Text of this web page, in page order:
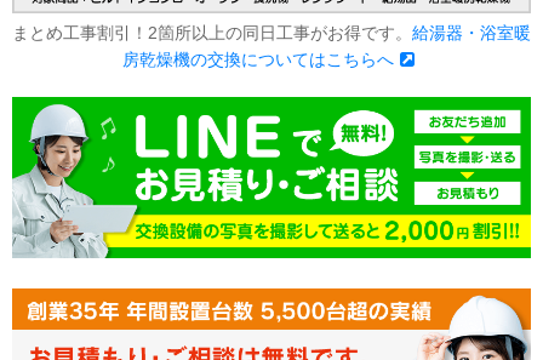
まとめ工事割引！2箇所以上の同日工事がお得です。 給湯器・浴室暖
房乾燥機の交換についてはこちらへ